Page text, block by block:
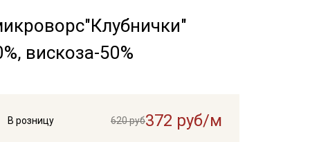
вискоза-50%
В розницу 620 руб372 руб/м